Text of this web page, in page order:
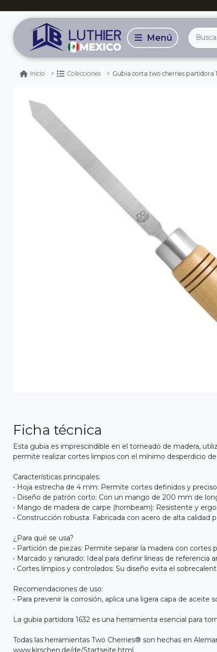
Inicio Colecciones Gubia corta two cherries partidora 1632 de 4
Ficha técnica
Esta gubia es imprescindible en el torneado de madera,
permite realizar cortes limpios con el mínimo desperdicio
Características principales:
• Hoja estrecha de 4 mm: Permite cortes definidos y
• Diseño de patrón corto: Con un mango de 200 mm de
• Mango de madera de carpe (hornbeam): Resistente y
• Construcción robusta: Fabricada con acero de alta
¿Para qué se usa?
• Partición de piezas: Permite separar la madera con
• Marcado y ranurado: Ideal para definir líneas de
• Cortes limpios y controlados: Su diseño evita el
Recomendaciones de uso:
• Para prevenir la corrosión, aplica una ligera capa de
La gubia partidora 1632 es una herramienta esencial para
Todas las herramientas Two Cherries® son hechas en
www.kirschen.de/de/Startseite.html